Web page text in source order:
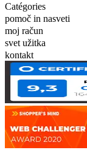
Catégories
pomoč in nasveti
moj račun
svet užitka
kontakt